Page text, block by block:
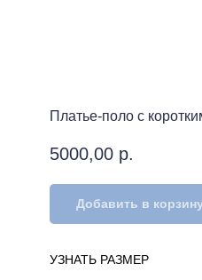
Платье-поло с
5000,00 р.
Добавить в
УЗНАТЬ РАЗМЕР